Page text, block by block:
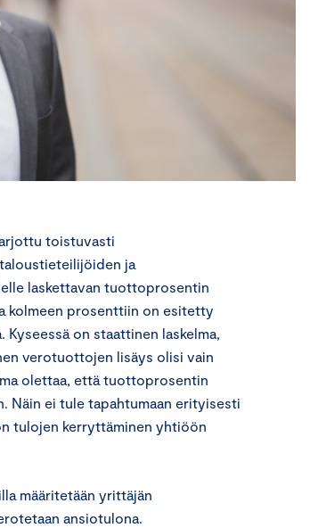
toistuvasti
ja
laskettavan tuottoprosentin
kolmeen prosenttiin on esitetty
on staattinen laskelma,
verotuottojen lisäys olisi vain
olettaa, että tuottoprosentin
Näin ei tule tapahtumaan erityisesti
tulojen kerryttäminen yhtiöön
määritetään yrittäjän
ansiotulona.